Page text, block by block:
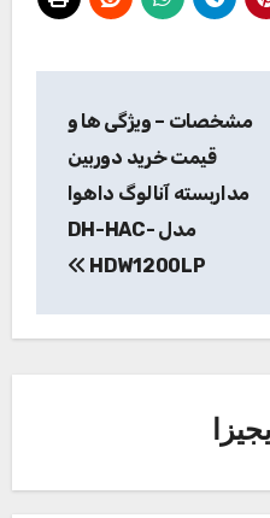
مشخصات – ویژگی ها و
قیمت خرید دوربین
مداربسته آنالوگ داهوا
مدل DH-HAC-
HDW1200LP